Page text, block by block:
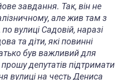
завдання. Так, він не
але жив там з
вулиці Садовій, наразі
та діти, які повинні
був важливий для
депутатів підтримати
вулиці на честь Дениса